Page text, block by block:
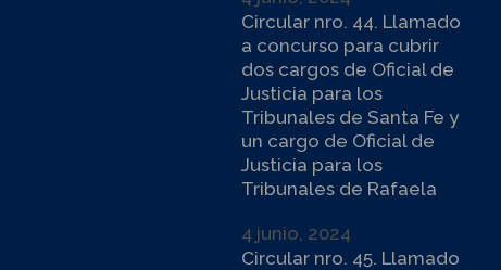
Circular nro. 44. Llamado
a concurso para cubrir
dos cargos de Oficial de
Justicia para los
Tribunales de Santa Fe y
un cargo de Oficial de
Justicia para los
Tribunales de Rafaela
4 junio, 2024
Circular nro. 45. Llamado